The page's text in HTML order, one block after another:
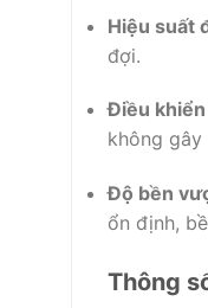
Hiệu suất
đợi.
Điều
không
Độ bền
ổn định,
Thông